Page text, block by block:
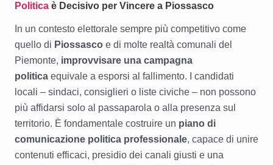
Politica è Decisivo per Vincere a Piossasco
In un contesto elettorale sempre più competitivo come
quello di Piossasco e di molte realtà comunali del
Piemonte, improvvisare una campagna
politica equivale a esporsi al fallimento. I candidati
locali – sindaci, consiglieri o liste civiche – non possono
più affidarsi solo al passaparola o alla presenza sul
territorio. È fondamentale costruire un piano di
comunicazione politica professionale, capace di unire
contenuti efficaci, presidio dei canali giusti e una